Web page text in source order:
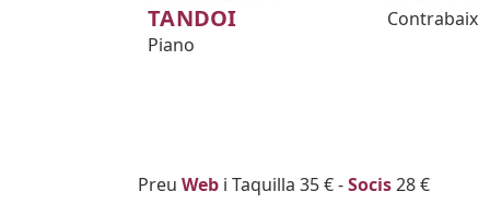
TANDOI
Piano
Contrabaix
Body
Preu Web i Taquilla 35 € -Socis28 €